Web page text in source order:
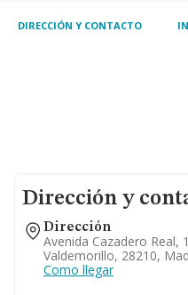
DIRECCIÓN Y CONTACTO
Dirección y
Dirección
Avenida Cazadero Real,
Valdemorillo, 28210,
Como llegar